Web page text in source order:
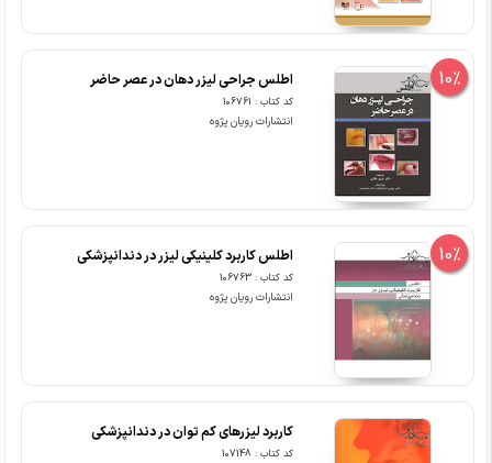
10% اطلس جراحی لیزر دهان در عصر حاضر
کد کتاب : 106761
انتشارات رویان پژوه
10% اطلس کاربرد کلینیکی لیزر در دندانپزشکی
کد کتاب : 106763
انتشارات رویان پژوه
کاربرد لیزرهای کم توان در دندانپزشکی
کد کتاب : 107148